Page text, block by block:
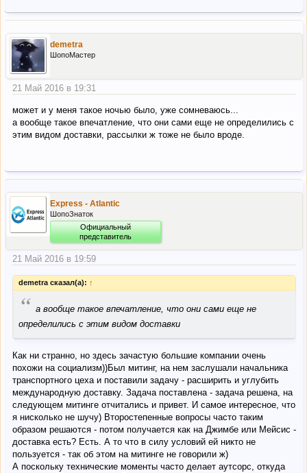
demetra
ШопоМастер
21 Май 2016 в 19:31
может и у меня такое ночью было, уже сомневаюсь...
а вообще такое впечатление, что они сами еще не определились с
этим видом доставки, рассылки ж тоже не было вроде.
Express - Atlantic
ШопоЗнаток
Официальный
представитель
21 Май 2016 в 19:59
demetra сказал(а): ↑
“ а вообще такое впечатление, что они сами еще не
определились с этим видом доставки
Как ни странно, но здесь зачастую большие компании очень
похожи на социализм))Был митинг, на нем заслушали начальника
транспортного цеха и поставили задачу - расширить и углубить
международную доставку. Задача поставлена - задача решена, на
следующем митинге отчитались и привет. И самое интересное, что
я нисколько не шучу) Второстепенные вопросы часто таким
образом решаются - потом получается как на Джимбе или Мейсис -
доставка есть? Есть. А то что в силу условий ей никто не
пользуется - так об этом на митинге не говорили ж)
А поскольку технические моменты часто делает аутсорс, откуда